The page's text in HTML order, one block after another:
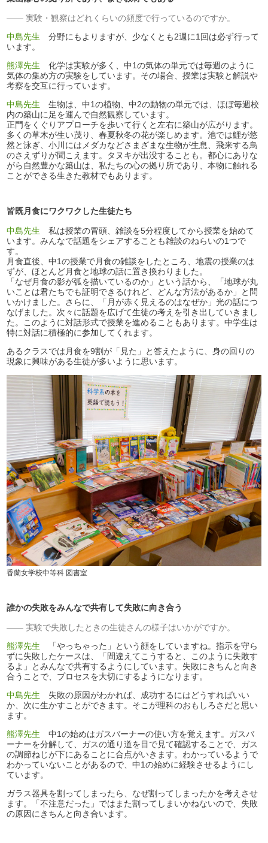
実験・観察はどれくらいの頻度で行っているのですか。
中島先生 分野にもよりますが、少なくとも2週に1回は必ず行って
います。
熊澤先生 化学は実験が多く、中1の気体の単元では毎週のように
気体の集め方の実験をしています。その場合、授業は実験と解説や
考察を交互に行っています。
中島先生 生物は、中1の植物、中2の動物の単元では、ほぼ毎週校
内の築山に足を運んで自然観察しています。
正門をくぐりアプローチを歩いて行くと左右に築山が広がります。
多くの草木が生い茂り、春夏秋冬の花が楽しめます。池では鯉が悠
然と泳ぎ、小川にはメダカなどさまざまな生物が生息、飛来する鳥
のさえずりが聞こえます。タヌキが出没することも。都心にありな
がら自然豊かな築山は、私たちの心の拠り所であり、本物に触れる
ことができる生きた教材でもあります。
皆既月食にワクワクした生徒たち
中島先生 私は授業の冒頭、雑談を5分程度してから授業を始めて
います。みんなで話題をシェアすることも雑談のねらいの1つで
す。
月食直後、中1の授業で月食の雑談をしたところ、地震の授業のは
ずが、ほとんど月食と地球の話に置き換わりました。
「なぜ月食の影が弧を描いているのか」という話から、「地球が丸
いことは君たちでも証明できるけれど、どんな方法があるか」と問
いかけました。さらに、「月が赤く見えるのはなぜか」光の話につ
なげました。次々に話題を広げて生徒の考えを引き出していきまし
た。このように対話形式で授業を進めることもあります。中学生は
特に対話に積極的に参加してくれます。
あるクラスでは月食を9割が「見た」と答えたように、身の回りの
現象に興味がある生徒が多いように思います。
香蘭女学校中等科 図書室
誰かの失敗をみんなで共有して失敗に向き合う
実験で失敗したときの生徒さんの様子はいかがですか。
熊澤先生 「やっちゃった」という顔をしていますね。指示を守ら
ずに失敗したケースは、「間違えてこうすると、このように失敗す
るよ」とみんなで共有するようにしています。失敗にきちんと向き
合うことで、プロセスを大切にするようになります。
中島先生 失敗の原因がわかれば、成功するにはどうすればいい
か、次に生かすことができます。そこが理科のおもしろさだと思い
ます。
熊澤先生 中1の始めはガスバーナーの使い方を覚えます。ガスバ
ーナーを分解して、ガスの通り道を目で見て確認することで、ガス
の調節ねじが下にあることに合点がいきます。わかっているようで
わかっていないことがあるので、中1の始めに経験させるようにし
ています。
ガラス器具を割ってしまったら、なぜ割ってしまったかを考えさせ
ます。「不注意だった」ではまた割ってしまいかねないので、失敗
の原因にきちんと向き合います。